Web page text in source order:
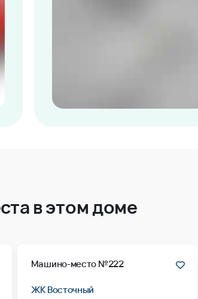
в этом доме
Машино-место №222
ЖК Восточный